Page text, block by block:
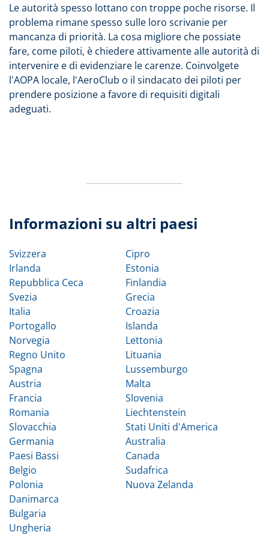
Le autorità spesso lottano con troppe poche risorse. Il
problema rimane spesso sulle loro scrivanie per
mancanza di priorità. La cosa migliore che possiate
fare, come piloti, è chiedere attivamente alle autorità di
intervenire e di evidenziare le carenze. Coinvolgete
l'AOPA locale, l'AeroClub o il sindacato dei piloti per
prendere posizione a favore di requisiti digitali
adeguati.
Informazioni su altri paesi
Svizzera
Irlanda
Repubblica Ceca
Svezia
Italia
Portogallo
Norvegia
Regno Unito
Spagna
Austria
Francia
Romania
Slovacchia
Germania
Paesi Bassi
Belgio
Polonia
Danimarca
Bulgaria
Ungheria
Cipro
Estonia
Finlandia
Grecia
Croazia
Islanda
Lettonia
Lituania
Lussemburgo
Malta
Slovenia
Liechtenstein
Stati Uniti d'America
Australia
Canada
Sudafrica
Nuova Zelanda